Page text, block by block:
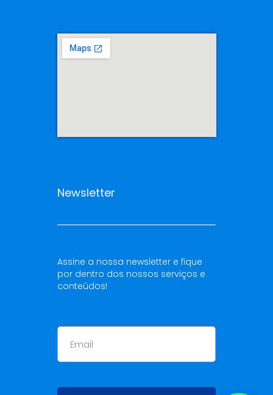
Newsletter
Assine a nossa newsletter e fique
por dentro dos nossos serviços e
conteúdos!